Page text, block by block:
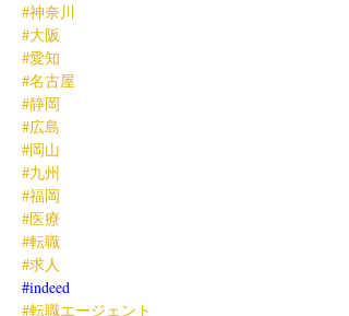
#神奈川
#大阪
#愛知
#名古屋
#静岡
#広島
#岡山
#九州
#福岡
#医療
#転職
#求人
#indeed
#転職エージェント